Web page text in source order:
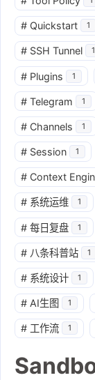
# Quickstart 1
# SSH Tunnel 1
# Plugins 1
# Telegram 1
# Channels 1
# Session 1
# Context
# 系统运维 1
# 每日复盘 1
# 八条科普站 1
# 系统设计 1
# AI生图 1
# 工作流 1